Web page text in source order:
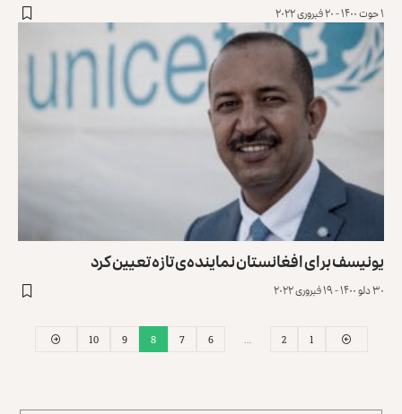
۱ حوت ۱۴۰۰ - ۲۰ فبروری ۲۰۲۲
یونیسف برای افغانستان نماینده‌ی تازه تعیین کرد
۳۰ دلو ۱۴۰۰ - ۱۹ فبروری ۲۰۲۲
1
2
…
6
7
8
9
10